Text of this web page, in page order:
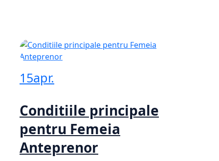
15apr.
Conditiile principale
pentru Femeia
Anteprenor